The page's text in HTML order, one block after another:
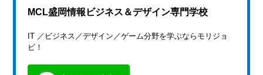
MCL盛岡情報ビジネス＆デザイン専門学校
IT ／ビジネス／デザイン／ゲーム分野を学ぶならモリジョ
ビ！